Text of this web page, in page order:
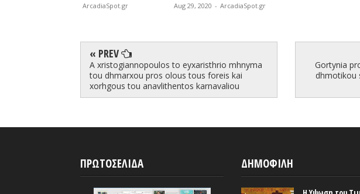
Aug 29, 2020 - ArcadiaSpot.gr
« PREV
A xristogiannopoulos to eyxaristhrio mhnyma
tou dhmarxou pros olous tous foreis kai
xorhgous tou anavlithentos karnavaliou
Gortynia
dhmotikou
ΠΡΩΤΟΣΕΛΙΔΑ ΔΗΜΟΦΙΛΗ